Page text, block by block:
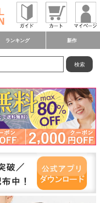
ランキング 新作
検索